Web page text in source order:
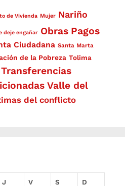
de Vivienda Mujer Nariño
deje engañar Obras Pagos
Ciudadana Santa Marta
de la Pobreza Tolima
Transferencias
Valle del
del conflicto
J V S D